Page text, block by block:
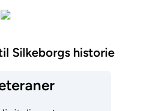
Silkeborgs historie